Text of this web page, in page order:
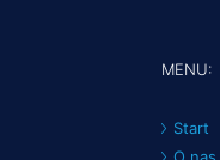
MENU:
Start